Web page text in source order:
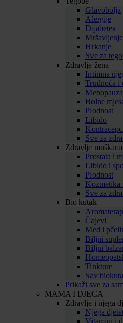
Glavobolja
Alergije
Dijabetes
Mršavljenje
Hrkanje
Sve za
Zdravlje žena
Intimna
Trudnoća i
Menopauza
Bolne
Plodnost
Libido
Sve za
Zdravlje
Prostata i
Libido i
Plodnost
Kozmetika
Sve za
Bio kutak
Čajevi
Med i
Biljni
Biljni
Tinkture
Sav
Prikaži sve za
MAMA I DJECA
Zdravlje i njega
Njega
Vitamini i